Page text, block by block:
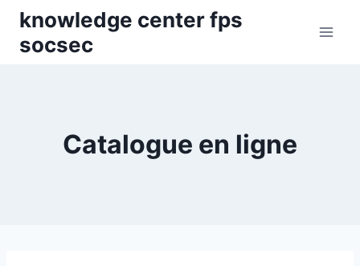
Skip
content
knowledge center fps
socsec
Catalogue en ligne